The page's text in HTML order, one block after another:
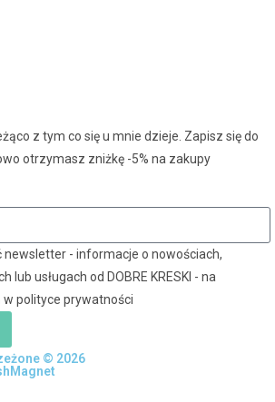
z tym co się u mnie dzieje. Zapisz się do
otrzymasz zniżkę -5% na zakupy
newsletter - informacje o nowościach,
lub usługach od DOBRE KRESKI - na
polityce prywatności
© 2026